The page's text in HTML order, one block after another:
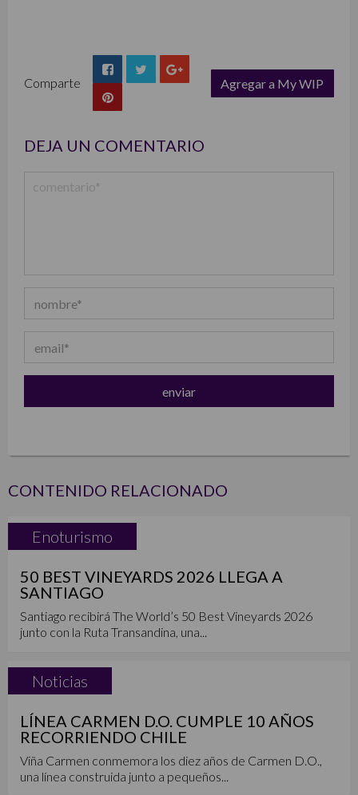
Comparte
Agregar a My WIP
DEJA UN COMENTARIO
CONTENIDO RELACIONADO
Enoturismo
50 BEST VINEYARDS 2026 LLEGA A
SANTIAGO
Santiago recibirá The World’s 50 Best Vineyards 2026
junto con la Ruta Transandina, una...
Noticias
LÍNEA CARMEN D.O. CUMPLE 10 AÑOS
RECORRIENDO CHILE
Viña Carmen conmemora los diez años de Carmen D.O.,
una línea construida junto a pequeños...